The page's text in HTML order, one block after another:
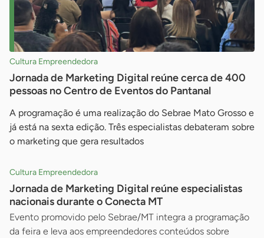
Cultura Empreendedora
Jornada de Marketing Digital reúne cerca de 400
pessoas no Centro de Eventos do Pantanal
A programação é uma realização do Sebrae Mato Grosso e
já está na sexta edição. Três especialistas debateram sobre
o marketing que gera resultados
Cultura Empreendedora
Jornada de Marketing Digital reúne especialistas
nacionais durante o Conecta MT
Evento promovido pelo Sebrae/MT integra a programação
da feira e leva aos empreendedores conteúdos sobre